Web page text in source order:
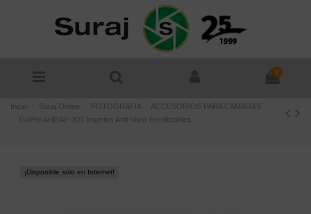
0
Inicio Suraj Online FOTOGRAFIA
ACCESORIOS PARA CAMARAS
GoPro AHDAF-301 Insertos Anti-Vaho Reutilizables
¡Disponible sólo en Internet!